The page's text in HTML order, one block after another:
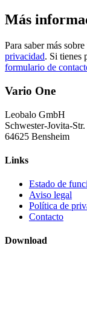
Más
Para saber más
privacidad. Si tienes
formulario de
Vario One
Leobalo GmbH
Schwester-Jovita-
64625 Bensheim
Links
Estado de
Aviso legal
Política de
Contacto
Download